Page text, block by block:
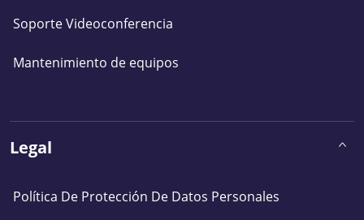
Soporte Videoconferencia
Mantenimiento de equipos
Legal
Política De Protección De Datos Personales